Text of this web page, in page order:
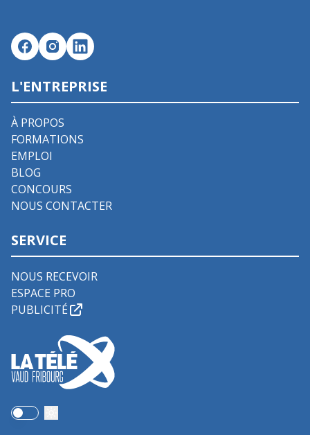
L'ENTREPRISE
À PROPOS
FORMATIONS
EMPLOI
BLOG
CONCOURS
NOUS CONTACTER
SERVICE
NOUS RECEVOIR
ESPACE PRO
PUBLICITÉ
Use setting